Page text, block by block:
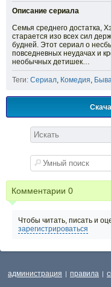
Описание сериала
Семья среднего достатка,
старается изо всех сил
будней. Этот сериал о
повседневных неудачах и
необычных детишек…
Теги: Сериал Комедия
Комментарии 0
Чтобы читать, писать и
зарегистрироваться
администрация | правила |